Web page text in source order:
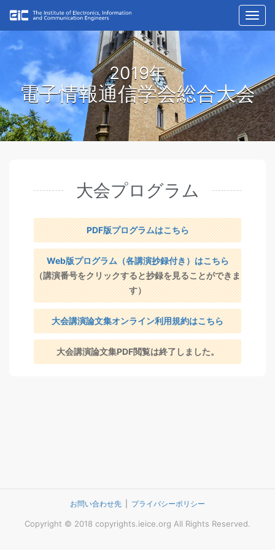
2019年
電子情報通信学会総合大会
大会プログラム
PDF版プログラムはこちら
Web版プログラム（各講演抄録付き）はこちら
（講演番号をクリックすると抄録を見ることができま
す）
大会講演論文集オンライン利用規約はこちら
大会講演論文集PDF閲覧は終了しました。
お問い合わせ先 プライバシーポリシー
Copyright © 2018 copyrights.ieice.org All Rights Reserved.